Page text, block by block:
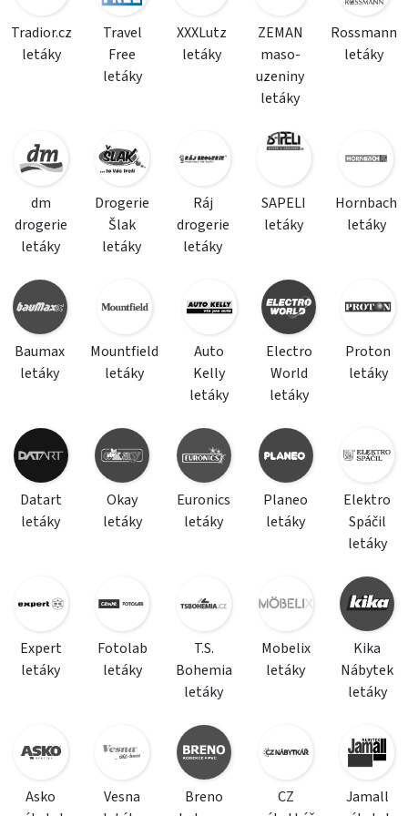
Tradior.cz
letáky
Travel
Free
letáky
XXXLutz
letáky
ZEMAN
maso-
uzeniny
letáky
Rossmann
letáky
dm
drogerie
letáky
Drogerie
Šlak
letáky
Ráj
drogerie
letáky
SAPELI
letáky
Hornbach
letáky
Baumax
letáky
Mountfield
letáky
Auto
Kelly
letáky
Electro
World
letáky
Proton
letáky
Datart
letáky
Okay
letáky
Euronics
letáky
Planeo
letáky
Elektro
Spáčil
letáky
Expert
letáky
Fotolab
letáky
T.S.
Bohemia
letáky
Mobelix
letáky
Kika
Nábytek
letáky
Asko
Vesna
Breno
CZ
Jamall